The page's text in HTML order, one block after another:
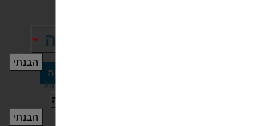
פתח תקווה
העיר בה רוצים לקבל שירות!
הבנתי
פתח תקווה
הבנתי
כניסה